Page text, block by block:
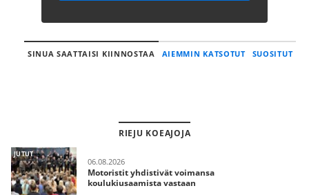
SINUA SAATTAISI KIINNOSTAA AIEMMIN KATSOTUT SUOSITUT
RIEJU KOEAJOJA
JUTUT
06.08.2026
Motoristit yhdistivät voimansa
koulukiusaamista vastaan